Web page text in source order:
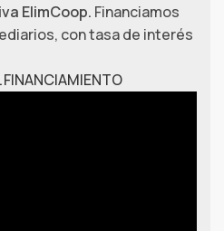
ElimCoop. Financiamos
con tasa de interés
FINANCIAMIENTO